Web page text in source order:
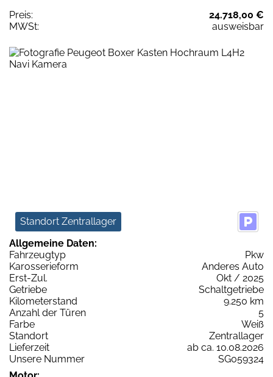
Preis:
24.718,00 €
MWSt:
ausweisbar
Standort Zentrallager
Allgemeine Daten:
Fahrzeugtyp
Pkw
Karosserieform
Anderes Auto
Erst-Zul.
Okt / 2025
Getriebe
Schaltgetriebe
Kilometerstand
9.250 km
Anzahl der Türen
5
Farbe
Weiß
Standort
Zentrallager
Lieferzeit
ab ca. 10.08.2026
Unsere Nummer
SG059324